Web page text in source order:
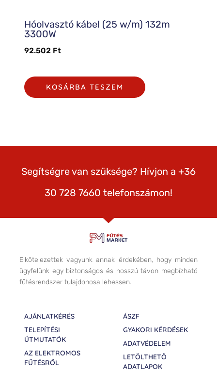
Hóolvasztó kábel (25 w/m) 132m
3300W
92.502 Ft
KOSÁRBA TESZEM
Segítségre van szüksége? Hívjon a +36
30 728 7660 telefonszámon!
Elkötelezettek vagyunk annak érdekében, hogy minden
ügyfelünk egy biztonságos és hosszú távon megbízható
fűtésrendszer tulajdonosa lehessen.
AJÁNLATKÉRÉS
TELEPÍTÉSI
ÚTMUTATÓK
AZ ELEKTROMOS
FŰTÉSRŐL
ÁSZF
GYAKORI KÉRDÉSEK
ADATVÉDELEM
LETÖLTHETŐ
ADATLAPOK